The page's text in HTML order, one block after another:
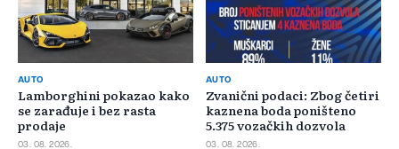
AUTO
Lamborghini pokazao kako
se zarađuje i bez rasta
prodaje
03. 08. 2026.
AUTO
Zvanični podaci: Zbog četiri
kaznena boda poništeno
5.375 vozačkih dozvola
03. 08. 2026.